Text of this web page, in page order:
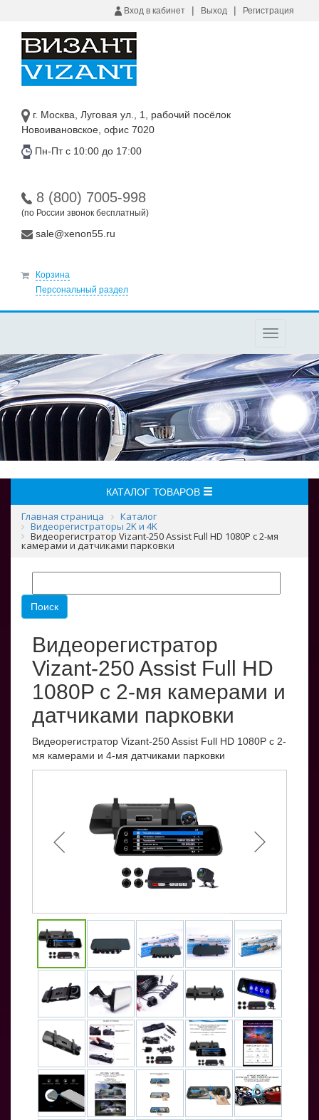
Вход в кабинет | Выход | Регистрация
г. Москва, Луговая ул., 1, рабочий посёлок
Новоивановское, офис 7020
Пн-Пт с 10:00 до 17:00
8 (800) 7005-998
(по России звонок бесплатный)
sale@xenon55.ru
Корзина
Персональный раздел
Toggle
КАТАЛОГ ТОВАРОВ
Главная страница Каталог
Видеорегистраторы 2K и 4K
Видеорегистратор Vizant-250 Assist Full HD 1080P c 2-мя
камерами и датчиками парковки
Видеорегистратор
Vizant-250 Assist Full HD
1080P c 2-мя камерами и
датчиками парковки
Видеорегистратор Vizant-250 Assist Full HD 1080P c 2-
мя камерами и 4-мя датчиками парковки